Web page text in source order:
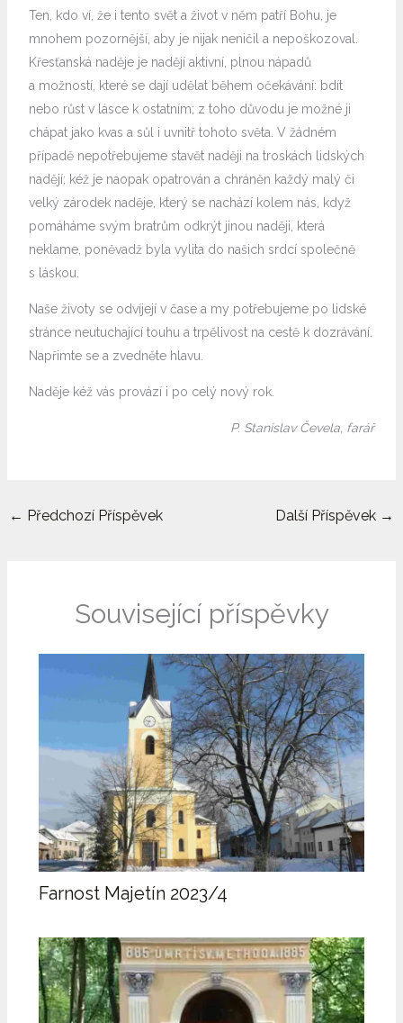
Ten, kdo ví, že i tento svět a život v něm patří Bohu, je
mnohem pozornější, aby je nijak neničil a nepoškozoval.
Křesťanská naděje je nadějí aktivní, plnou nápadů
a možností, které se dají udělat během očekávání: bdít
nebo růst v lásce k ostatním; z toho důvodu je možné ji
chápat jako kvas a sůl i uvnitř tohoto světa. V žádném
případě nepotřebujeme stavět naději na troskách lidských
nadějí; kéž je naopak opatrován a chráněn každý malý či
velký zárodek naděje, který se nachází kolem nás, když
pomáháme svým bratrům odkrýt jinou naději, která
neklame, poněvadž byla vylita do našich srdcí společně
s láskou.
Naše životy se odvíjejí v čase a my potřebujeme po lidské
stránce neutuchající touhu a trpělivost na cestě k dozrávání.
Napřimte se a zvedněte hlavu.
Naděje kéž vás provází i po celý nový rok.
P. Stanislav Čevela, farář
← Předchozí Příspěvek Další Příspěvek →
Související příspěvky
Farnost Majetín 2023/4